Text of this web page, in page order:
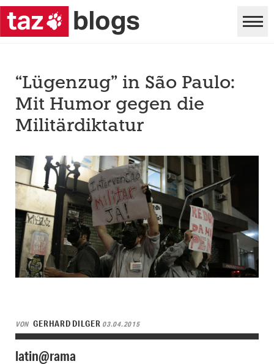
“Lügenzug” in São Paulo:
Mit Humor gegen die
Militärdiktatur
VON GERHARD DILGER 03.04.2015
latin@rama